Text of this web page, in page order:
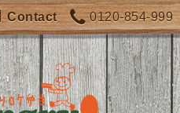
0120-854-999
Contact